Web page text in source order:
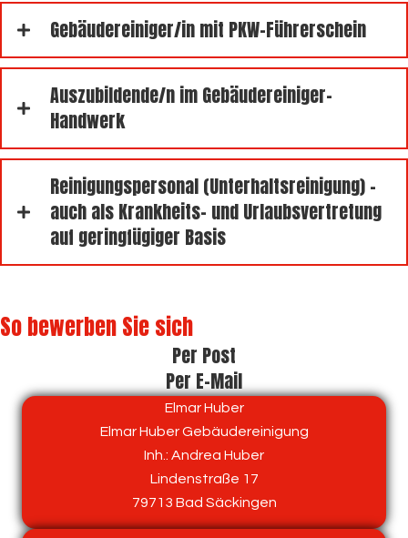
Gebäudereiniger/in mit PKW-Führerschein
Auszubildende/n im Gebäudereiniger-
Handwerk
Reinigungspersonal (Unterhaltsreinigung) -
auch als Krankheits- und Urlaubsvertretung
auf geringfügiger Basis
So bewerben Sie sich
Per Post
Per E-Mail
Elmar Huber
Elmar Huber Gebäudereinigung
Inh.: Andrea Huber
Lindenstraße 17
79713 Bad Säckingen